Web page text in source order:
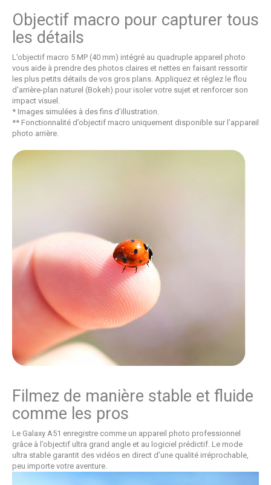
Objectif macro pour capturer tous
les détails
L’objectif macro 5 MP (40 mm) intégré au quadruple appareil photo
vous aide à prendre des photos claires et nettes en faisant ressortir
les plus petits détails de vos gros plans. Appliquez et réglez le flou
d'arrière-plan naturel (Bokeh) pour isoler votre sujet et renforcer son
impact visuel.
* Images simulées à des fins d’illustration.
** Fonctionnalité d’objectif macro uniquement disponible sur l’appareil
photo arrière.
Filmez de manière stable et fluide
comme les pros
Le Galaxy A51 enregistre comme un appareil photo professionnel
grâce à l’objectif ultra grand angle et au logiciel prédictif. Le mode
ultra stable garantit des vidéos en direct d’une qualité irréprochable,
peu importe votre aventure.